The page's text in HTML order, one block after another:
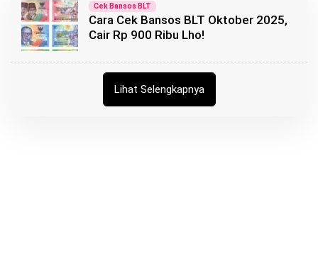
Cek Bansos BLT
Cara Cek Bansos BLT Oktober 2025,
Cair Rp 900 Ribu Lho!
Lihat Selengkapnya